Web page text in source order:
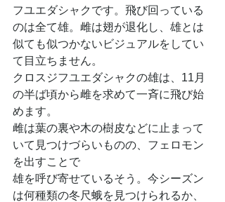
フユエダシャクです。飛び回っている
のは全て雄。雌は翅が退化し、雄とは
似ても似つかないビジュアルをしてい
て目立ちません。
クロスジフユエダシャクの雄は、11月
の半ば頃から雌を求めて一斉に飛び始
めます。
雌は葉の裏や木の樹皮などに止まって
いて見つけづらいものの、フェロモン
を出すことで
雄を呼び寄せているそう。今シーズン
は何種類の冬尺蛾を見つけられるか、